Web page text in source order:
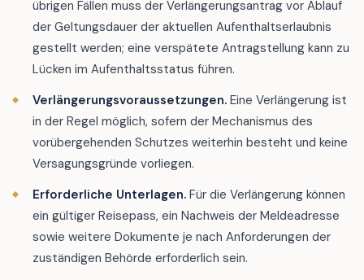
übrigen Fällen muss der Verlängerungsantrag vor Ablauf
der Geltungsdauer der aktuellen Aufenthaltserlaubnis
gestellt werden; eine verspätete Antragstellung kann zu
Lücken im Aufenthaltsstatus führen.
Verlängerungsvoraussetzungen. Eine Verlängerung ist
in der Regel möglich, sofern der Mechanismus des
vorübergehenden Schutzes weiterhin besteht und keine
Versagungsgründe vorliegen.
Erforderliche Unterlagen. Für die Verlängerung können
ein gültiger Reisepass, ein Nachweis der Meldeadresse
sowie weitere Dokumente je nach Anforderungen der
zuständigen Behörde erforderlich sein.